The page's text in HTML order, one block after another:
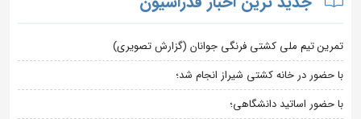
تمرین تیم ملی کشتی فرنگی جوانان (گزارش تصویری)
با حضور در خانه کشتی شیراز انجام شد؛
با حضور اساتید دانشگاهی؛